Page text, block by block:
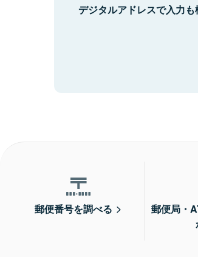
デジタルアドレスで入力も
郵便番号を調べる
郵便局・